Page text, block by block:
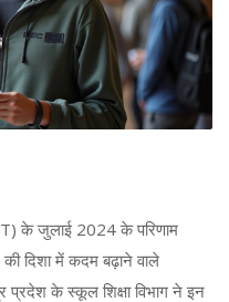
के जुलाई 2024 के परिणाम
दिशा में कदम बढ़ाने वाले
के स्कूल शिक्षा विभाग ने इन